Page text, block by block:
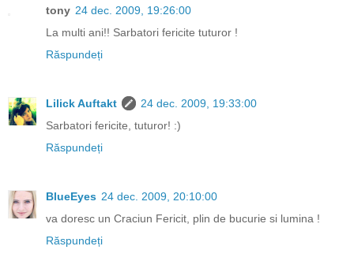
tony 24 dec. 2009, 19:26:00
La multi ani!! Sarbatori fericite tuturor !
Răspundeți
Lilick Auftakt
24 dec. 2009, 19:33:00
Sarbatori fericite, tuturor! :)
Răspundeți
BlueEyes 24 dec. 2009, 20:10:00
va doresc un Craciun Fericit, plin de bucurie si lumina !
Răspundeți